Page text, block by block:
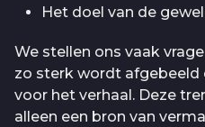
Het doel van de
We stellen ons vaak
zo sterk wordt afgebeeld
voor het verhaal. Deze
alleen een bron van